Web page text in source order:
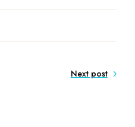
Next post